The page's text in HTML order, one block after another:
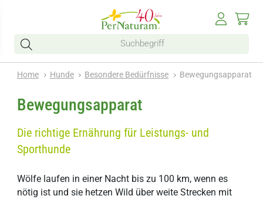
Home Hunde Besondere Bedürfnisse Bewegungsapparat
Bewegungsapparat
Die richtige Ernährung für Leistungs- und
Sporthunde
Wölfe laufen in einer Nacht bis zu 100 km, wenn es
nötig ist und sie hetzen Wild über weite Strecken mit